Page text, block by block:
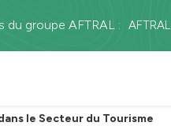
du groupe AFTRAL :
AFTRAL
le Secteur du Tourisme